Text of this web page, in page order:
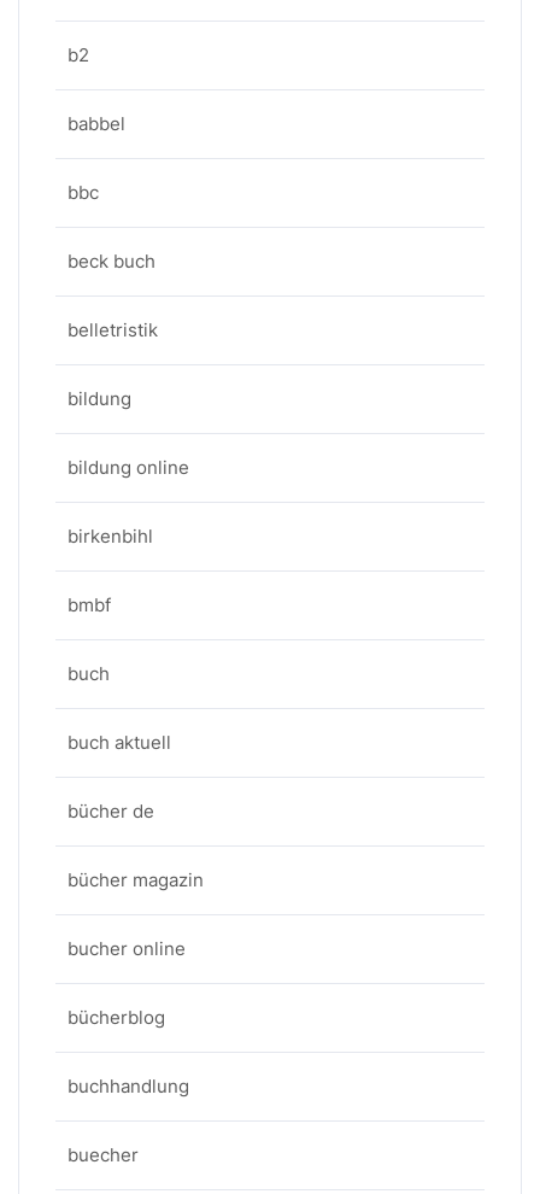
b2
babbel
bbc
beck buch
belletristik
bildung
bildung online
birkenbihl
bmbf
buch
buch aktuell
bücher de
bücher magazin
bucher online
bücherblog
buchhandlung
buecher